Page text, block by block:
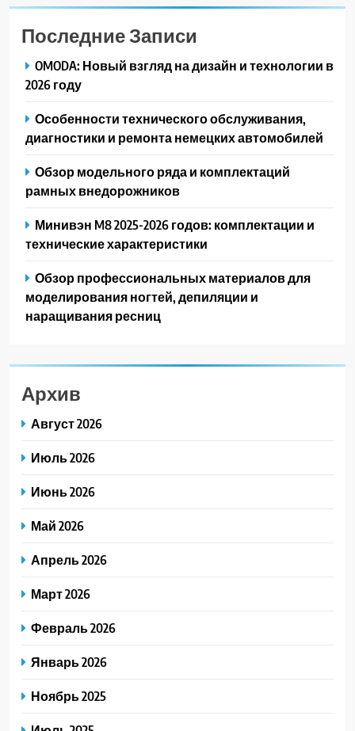
Последние Записи
OMODA: Новый взгляд на дизайн и технологии в
2026 году
Особенности технического обслуживания,
диагностики и ремонта немецких автомобилей
Обзор модельного ряда и комплектаций
рамных внедорожников
Минивэн M8 2025-2026 годов: комплектации и
технические характеристики
Обзор профессиональных материалов для
моделирования ногтей, депиляции и
наращивания ресниц
Архив
Август 2026
Июль 2026
Июнь 2026
Май 2026
Апрель 2026
Март 2026
Февраль 2026
Январь 2026
Ноябрь 2025